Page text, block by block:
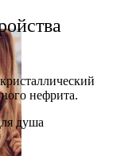
нефрита.
душа